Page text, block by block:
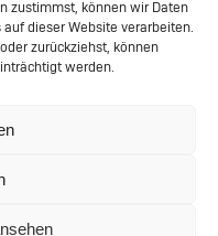
zustimmst, können wir Daten
dieser Website verarbeiten.
zurückziehst, können
werden.